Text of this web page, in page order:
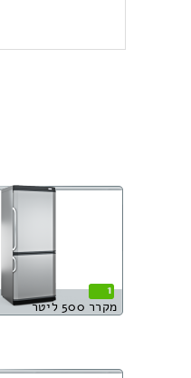
1
מקרר 500 ליטר